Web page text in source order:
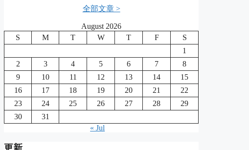
全部文章 >
August 2026
S
M T W T F
S
1
2
3 4 5 6 7
8
9
10 11 12 13 14
15
16
17 18 19 20 21
22
23
24 25 26 27 28
29
30
31
« Jul
更新